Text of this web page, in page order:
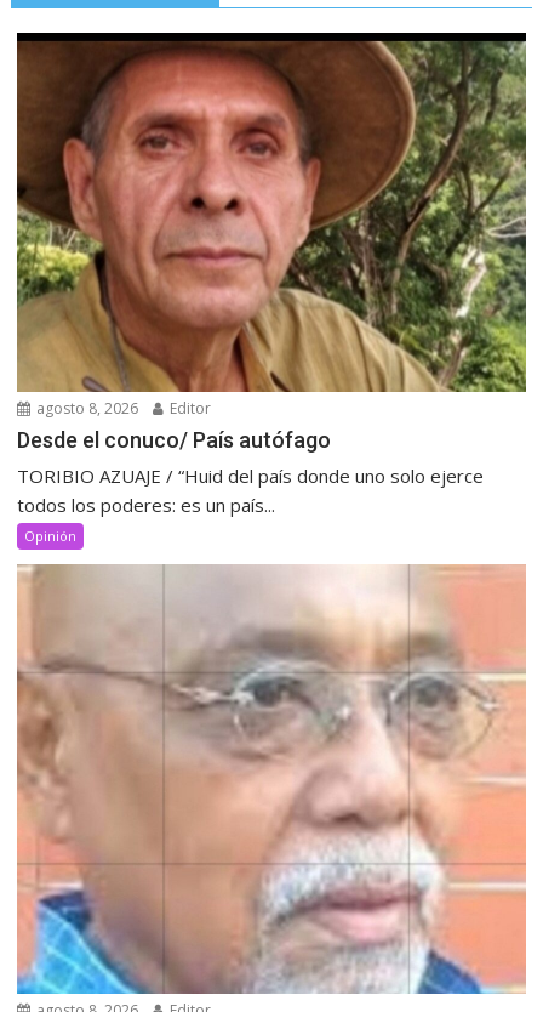
agosto 8, 2026 Editor
Desde el conuco/ País autófago
TORIBIO AZUAJE / “Huid del país donde uno solo ejerce
todos los poderes: es un país...
Opinión